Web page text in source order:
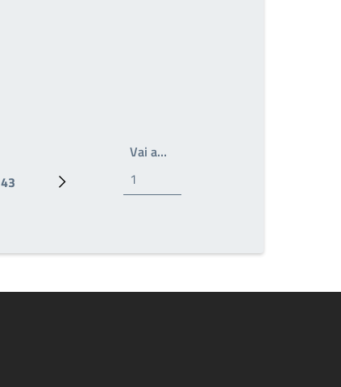
Ultima pagina
43
Prossima pagina
Vai a…